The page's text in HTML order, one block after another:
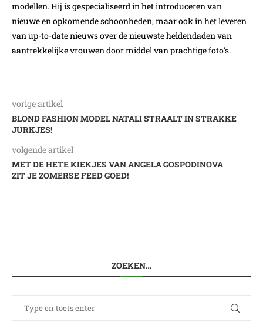
modellen. Hij is gespecialiseerd in het introduceren van
nieuwe en opkomende schoonheden, maar ook in het leveren
van up-to-date nieuws over de nieuwste heldendaden van
aantrekkelijke vrouwen door middel van prachtige foto's.
vorige artikel
BLOND FASHION MODEL NATALI STRAALT IN STRAKKE
JURKJES!
volgende artikel
MET DE HETE KIEKJES VAN ANGELA GOSPODINOVA
ZIT JE ZOMERSE FEED GOED!
ZOEKEN…